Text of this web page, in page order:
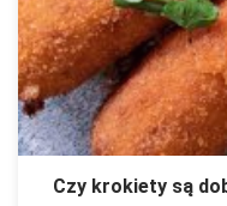
Czy krokiety są